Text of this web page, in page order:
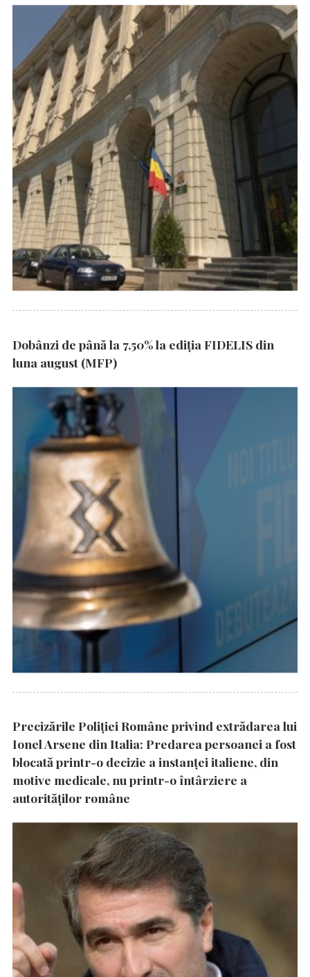
Dobânzi de până la 7,50% la ediția FIDELIS din
luna august (MFP)
Precizările Poliţiei Române privind extrădarea lui
Ionel Arsene din Italia: Predarea persoanei a fost
blocată printr-o decizie a instanţei italiene, din
motive medicale, nu printr-o întârziere a
autorităţilor române